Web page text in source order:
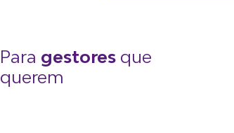
Para gestores que
querem